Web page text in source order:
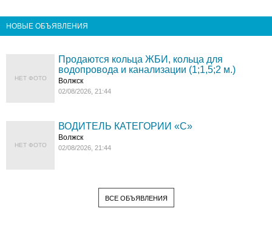
НОВЫЕ ОБЪЯВЛЕНИЯ
НЕТ ФОТО
Продаются кольца ЖБИ, кольца для
водопровода и канализации (1;1,5;2 м.)
Волжск
02/08/2026, 21:44
НЕТ ФОТО
ВОДИТЕЛЬ КАТЕГОРИИ «C»
Волжск
02/08/2026, 21:44
ВСЕ ОБЪЯВЛЕНИЯ